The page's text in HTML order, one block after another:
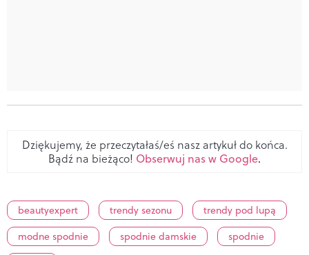
Dziękujemy, że przeczytałaś/eś nasz artykuł do końca.
Bądź na bieżąco! Obserwuj nas w Google.
beautyexpert trendy sezonu
trendy pod lupą
modne spodnie
spodnie damskie
spodnie